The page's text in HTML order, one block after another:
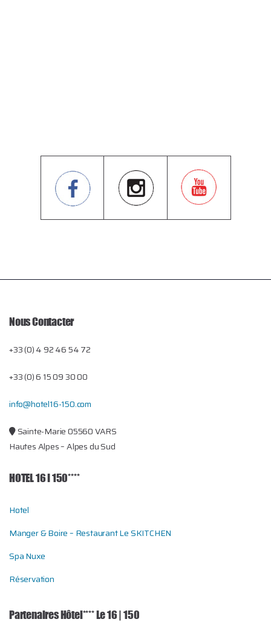
Nous Contacter
+33 (0) 4 92 46 54 72
+33 (0) 6 15 09 30 00
info@hotel16-150.com
Sainte-Marie 05560 VARS
Hautes Alpes – Alpes du Sud
HOTEL 16 I 150****
Hotel
Manger & Boire – Restaurant Le SKITCHEN
Spa Nuxe
Réservation
Partenaires Hôtel**** Le 16 | 150